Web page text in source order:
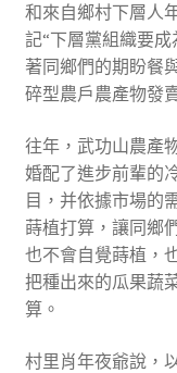
和來自鄉村下層人
記“下層黨組織要
著同鄉們的期盼餐
碎型農戶農產物發
往年，武功山農產
婚配了進步前輩的
目，并依據市場的
蒔植打算，讓同鄉
也不會自覺蒔植，
把種出來的瓜果蔬
算。
村里肖年夜爺說，